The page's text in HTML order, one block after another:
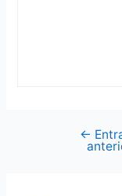
Navegación
←